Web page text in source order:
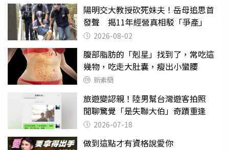
陽明交大教授砍死妹夫！岳母追思首
發聲 揭11年經營真相駁「爭產」
2026-08-02
腹部脂肪的「剋星」找到了，常吃這
幾物，吃走大肚囊，瘦出小蠻腰
新素簡
旅遊變認親！陸男幫台灣遊客拍照
閒聊驚覺「是失聯大伯」奇蹟重逢
2026-07-18
做到這點才有資格說愛你